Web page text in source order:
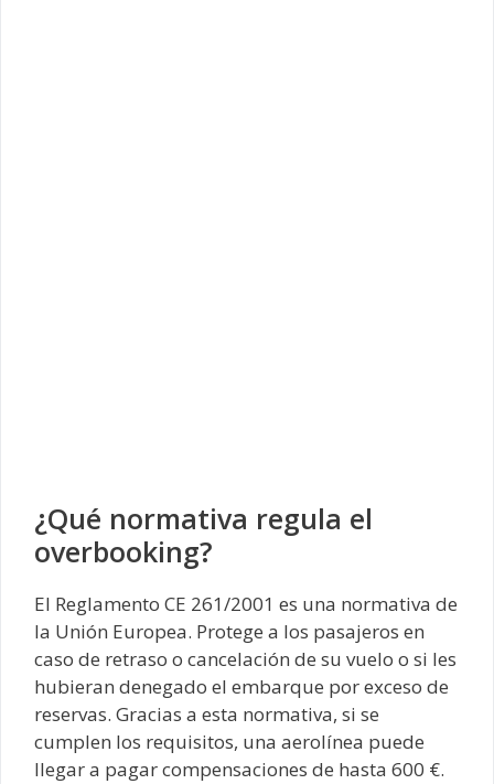
¿Qué normativa regula el
overbooking?
El Reglamento CE 261/2001 es una normativa de
la Unión Europea. Protege a los pasajeros en
caso de retraso o cancelación de su vuelo o si les
hubieran denegado el embarque por exceso de
reservas. Gracias a esta normativa, si se
cumplen los requisitos, una aerolínea puede
llegar a pagar compensaciones de hasta 600 €.